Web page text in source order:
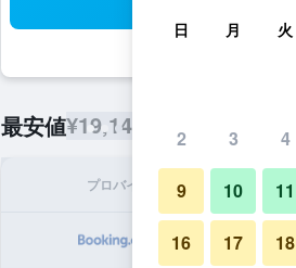
最安値¥19,146 1泊あたりの宿泊
プロバイダ 1泊あ
日 月 火
2 3 4
9 10 11
16 17 18